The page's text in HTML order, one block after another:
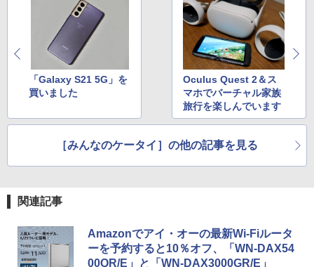
「Galaxy S21 5G」を
買いました
Oculus Quest 2＆ス
マホでバーチャル家族
旅行を楽しんでいます
［みんなのケータイ］の他の記事を見る
関連記事
Amazonでアイ・オーの最新Wi-Fiルータ
ーを予約すると10％オフ、「WN-DAX54
00QR/E」と「WN-DAX3000GR/E」